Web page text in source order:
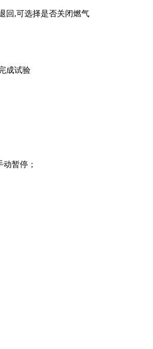
回,可选择是否关闭燃气
成试验
动暂停；